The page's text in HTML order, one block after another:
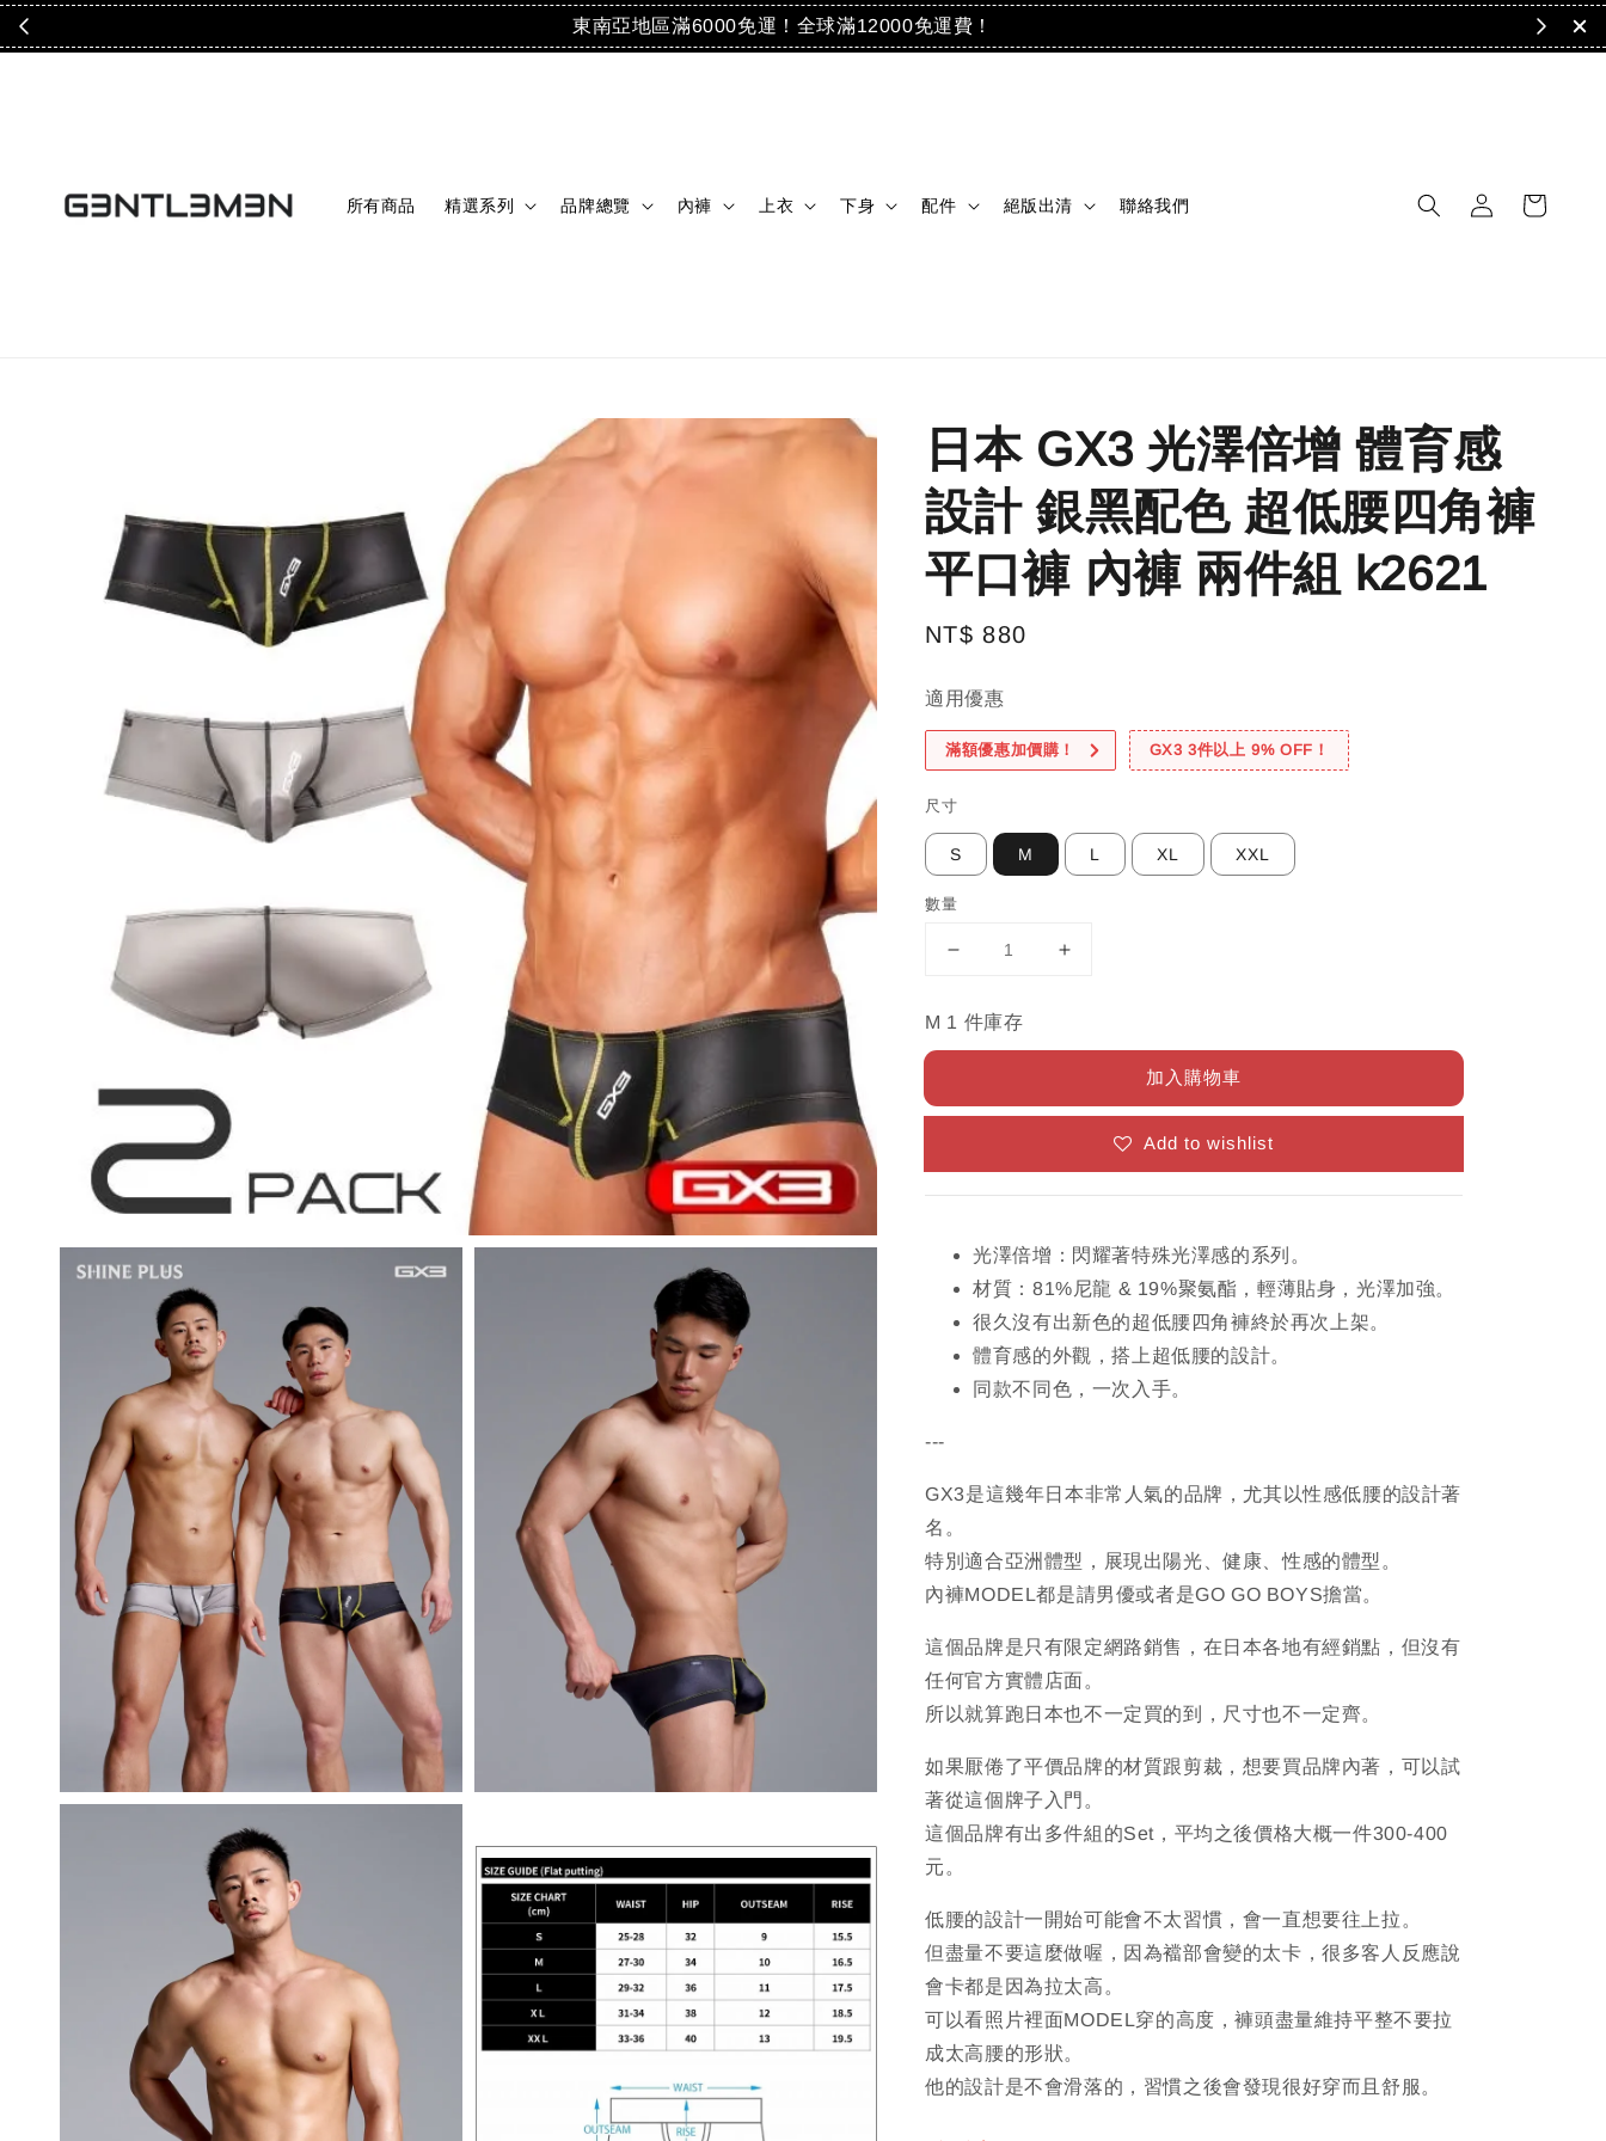
東南亞地區滿6000免運！全球滿12000免運費！
所有商品 精選系列 品牌總覽 內褲 上衣 下身 配件 絕版出清 聯絡我們
日本 GX3 光澤倍增 體育感
設計 銀黑配色 超低腰四角褲
平口褲 內褲 兩件組 k2621
Regular
NT$ 880
適用優惠
滿額優惠加價購！ GX3 3件以上 9% OFF！
尺寸
S M L XL XXL
數量
M 1 件庫存
加入購物車
Add to wishlist
光澤倍增：閃耀著特殊光澤感的系列。
材質：81%尼龍 & 19%聚氨酯，輕薄貼身，光澤加強。
很久沒有出新色的超低腰四角褲終於再次上架。
體育感的外觀，搭上超低腰的設計。
同款不同色，一次入手。
---
GX3是這幾年日本非常人氣的品牌，尤其以性感低腰的設計著
名。
特別適合亞洲體型，展現出陽光、健康、性感的體型。
內褲MODEL都是請男優或者是GO GO BOYS擔當。
這個品牌是只有限定網路銷售，在日本各地有經銷點，但沒有
任何官方實體店面。
所以就算跑日本也不一定買的到，尺寸也不一定齊。
如果厭倦了平價品牌的材質跟剪裁，想要買品牌內著，可以試
著從這個牌子入門。
這個品牌有出多件組的Set，平均之後價格大概一件300-400
元。
低腰的設計一開始可能會不太習慣，會一直想要往上拉。
但盡量不要這麼做喔，因為襠部會變的太卡，很多客人反應說
會卡都是因為拉太高。
可以看照片裡面MODEL穿的高度，褲頭盡量維持平整不要拉
成太高腰的形狀。
他的設計是不會滑落的，習慣之後會發現很好穿而且舒服。